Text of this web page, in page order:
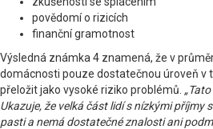
povědomí o rizicích
finanční gramotnost
Výsledná známka 4 znamená, že v
domácnosti pouze dostatečnou úroveň v
přeložit jako vysoké riziko problémů.
Ukazuje, že velká část lidí s nízkými příjmy
pasti a nemá dostatečné znalosti ani